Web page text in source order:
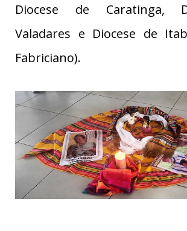
Diocese de Caratinga,
Valadares e Diocese de
Fabriciano).